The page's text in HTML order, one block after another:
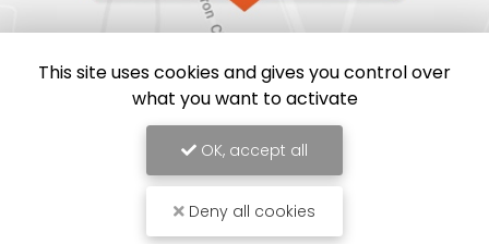
Brasserie Kooka, Brasserie proche de Bourg-en-Bresse
Mentions légales
Archives
This site uses cookies and gives you control over
what you want to activate
OK, accept all
Deny all cookies